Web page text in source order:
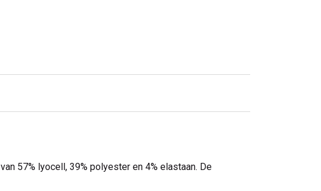
57% lyocell, 39% polyester en 4% elastaan. De